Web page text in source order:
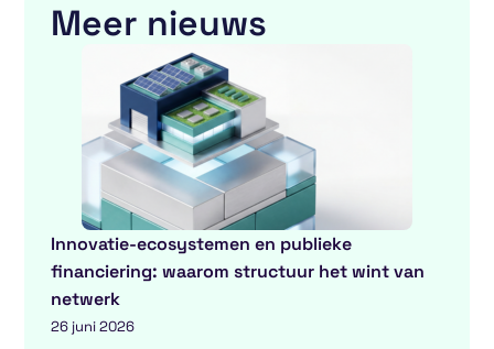
Meer nieuws
Innovatie-ecosystemen en publieke
financiering: waarom structuur het wint van
netwerk
26 juni 2026